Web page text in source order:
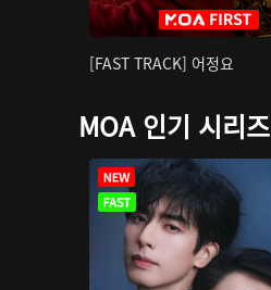
[FAST TRACK] 어정요
MOA 인기 시리즈